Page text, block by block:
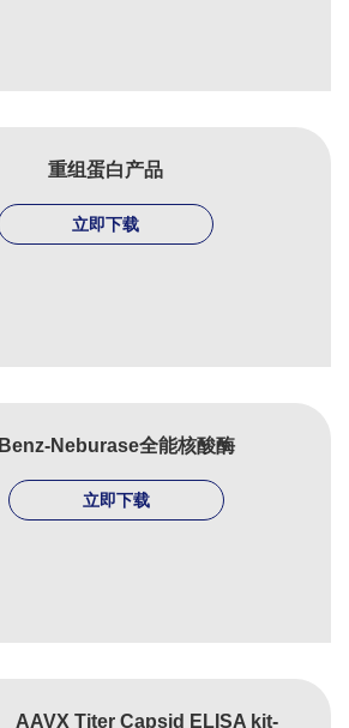
重组蛋白产品
立即下载
Benz-Neburase全能核酸酶
立即下载
AAVX Titer Capsid ELISA kit-